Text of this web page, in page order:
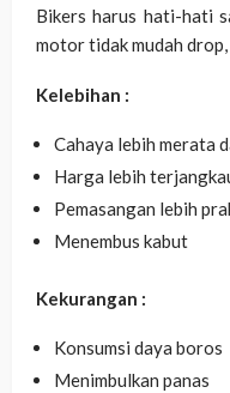
Bikers harus hati-hati
motor tidak mudah
Kelebihan :
Cahaya lebih merata
Harga lebih
Pemasangan lebih
Menembus kabut
Kekurangan :
Konsumsi daya boros
Menimbulkan panas